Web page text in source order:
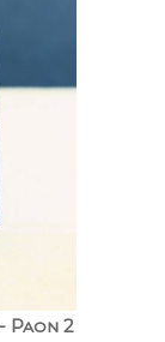
Paon 2